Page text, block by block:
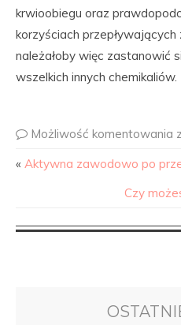
krwioobiegu oraz
korzyściach
należałoby więc zastanowić
wszelkich innych chemikaliów.
Możliwość komentowania
« Aktywna zawodowo po
Czy